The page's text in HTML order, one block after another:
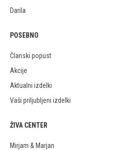
Darila
POSEBNO
Članski popust
Akcije
Aktualni izdelki
Vaši priljubljeni izdelki
ŽIVA CENTER
Mirjam & Marjan